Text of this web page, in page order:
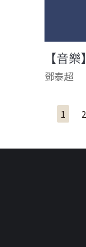
【音
鄧泰超
1 2